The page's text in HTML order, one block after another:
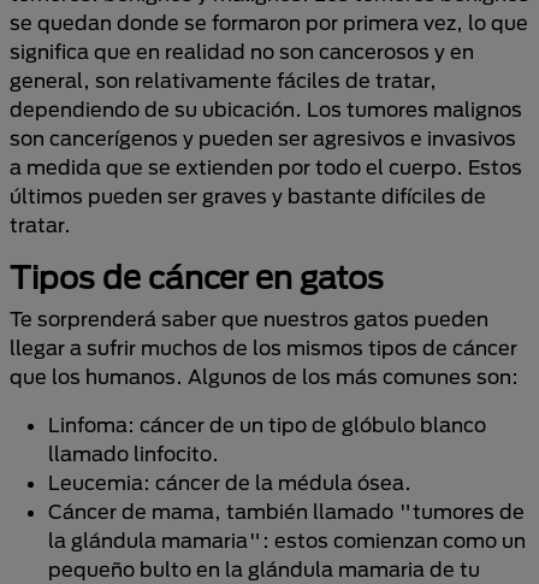
se quedan donde se formaron por primera vez, lo que
significa que en realidad no son cancerosos y en
general, son relativamente fáciles de tratar,
dependiendo de su ubicación. Los tumores malignos
son cancerígenos y pueden ser agresivos e invasivos
a medida que se extienden por todo el cuerpo. Estos
últimos pueden ser graves y bastante difíciles de
tratar.
Tipos de cáncer en gatos
Te sorprenderá saber que nuestros gatos pueden
llegar a sufrir muchos de los mismos tipos de cáncer
que los humanos. Algunos de los más comunes son:
Linfoma: cáncer de un tipo de glóbulo blanco
llamado linfocito.
Leucemia: cáncer de la médula ósea.
Cáncer de mama, también llamado "tumores de
la glándula mamaria": estos comienzan como un
pequeño bulto en la glándula mamaria de tu